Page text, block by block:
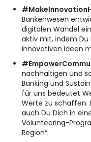
Bankenwesen
digitalen Wandel
aktiv mit, indem Du
innovativen Ideen
nachhaltigen und
Banking und
für uns bedeutet
Werte zu schaffen.
auch Du Dich in
Volunteering-
Region“.